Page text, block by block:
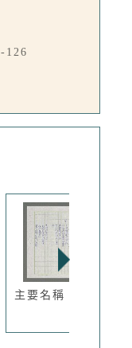
126
主要名稱：雨後